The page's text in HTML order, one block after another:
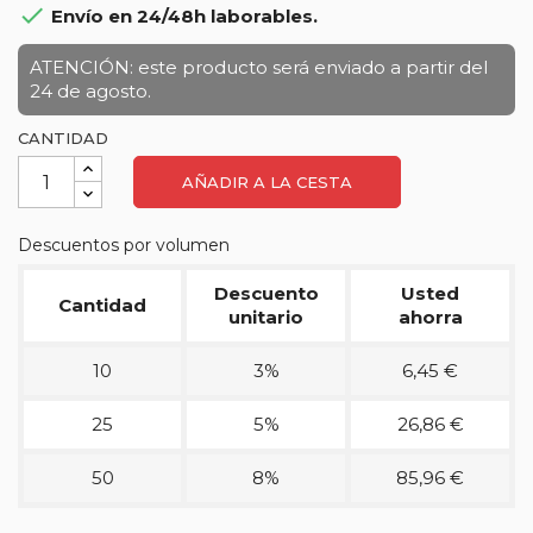
 Envío en 24/48h laborables.
ATENCIÓN: este producto será enviado a partir del
24 de agosto.
CANTIDAD
AÑADIR A LA CESTA
Descuentos por volumen
Cantidad
Descuento
unitario
Usted
ahorra
10 3% 6,45 €
25 5% 26,86 €
50 8% 85,96 €